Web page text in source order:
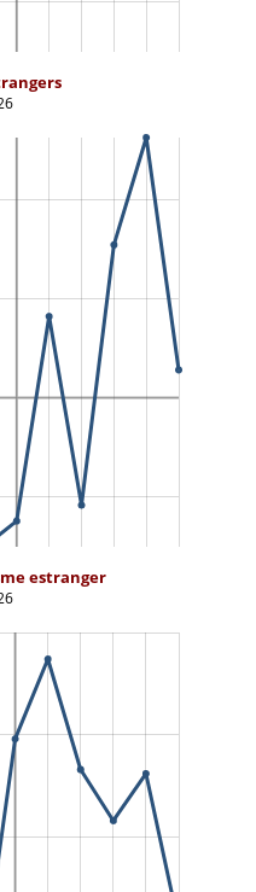
estranger